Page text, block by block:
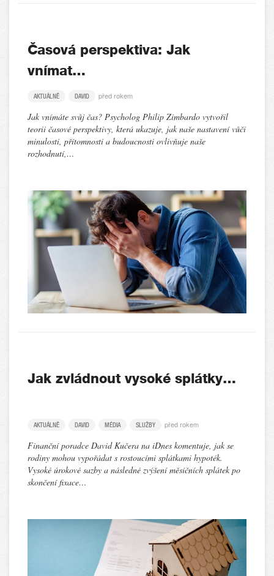
Časová perspektiva: Jak
vnímat…
AKTUÁLNĚ DAVID před rokem
Jak vnímáte svůj čas? Psycholog Philip Zimbardo vytvořil
teorii časové perspektivy, která ukazuje, jak naše nastavení vůči
minulosti, přítomnosti a budoucnosti ovlivňuje naše
rozhodnutí,…
Jak zvládnout vysoké splátky…
AKTUÁLNĚ DAVID MÉDIA SLUŽBY před rokem
Finanční poradce David Kučera na iDnes komentuje, jak se
rodiny mohou vypořádat s rostoucími splátkami hypoték.
Vysoké úrokové sazby a následné zvýšení měsíčních splátek po
skončení fixace…